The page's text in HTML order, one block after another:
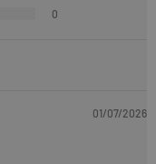
0
01/07/2026